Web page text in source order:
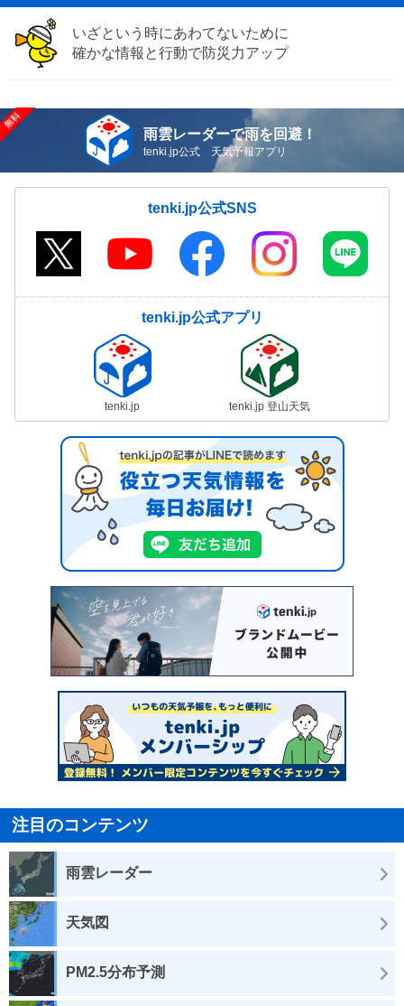
いざという時にあわてないために
確かな情報と行動で防災力アップ
雨雲レーダーで雨を回避！
tenki.jp公式 天気予報アプリ
tenki.jp公式SNS
tenki.jp公式アプリ
tenki.jp tenki.jp 登山天気
注目のコンテンツ
雨雲レーダー
天気図
PM2.5分布予測